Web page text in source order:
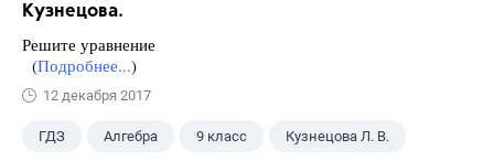
Кузнецова.
Решите уравнение
(Подробнее...)
12 декабря 2017
ГДЗ Алгебра 9 класс Кузнецова Л. В.